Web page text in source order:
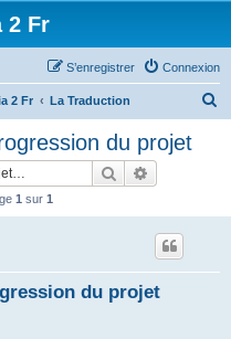
2 Fr
Connexion
S’enregistrer
2 Fr La Traduction
du projet
Rechercher
1 sur 1
du projet